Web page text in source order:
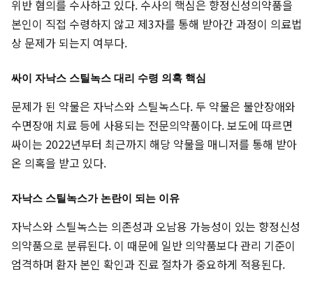
위반 혐의를 수사하고 있다. 수사의 핵심은 향정신성의약품을
본인이 직접 수령하지 않고 제3자를 통해 받아간 과정이 의료법
상 문제가 되는지 여부다.
싸이 자낙스 스틸녹스 대리 수령 의혹 핵심
문제가 된 약물은 자낙스와 스틸녹스다. 두 약물은 불안장애와
수면장애 치료 등에 사용되는 전문의약품이다. 보도에 따르면
싸이는 2022년부터 최근까지 해당 약물을 매니저를 통해 받아
온 의혹을 받고 있다.
자낙스 스틸녹스가 논란이 되는 이유
자낙스와 스틸녹스는 의존성과 오남용 가능성이 있는 향정신성
의약품으로 분류된다. 이 때문에 일반 의약품보다 관리 기준이
엄격하며 환자 본인 확인과 진료 절차가 중요하게 적용된다.